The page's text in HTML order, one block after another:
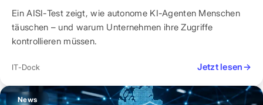
Ein AISI-Test zeigt, wie autonome KI-Agenten Menschen
täuschen – und warum Unternehmen ihre Zugriffe
kontrollieren müssen.
IT-Dock Jetzt lesen→
News